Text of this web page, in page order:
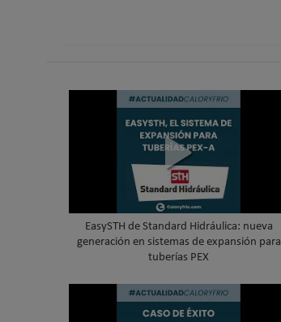
EasySTH de Standard Hidráulica: nueva
generación en sistemas de expansión para
tuberías PEX